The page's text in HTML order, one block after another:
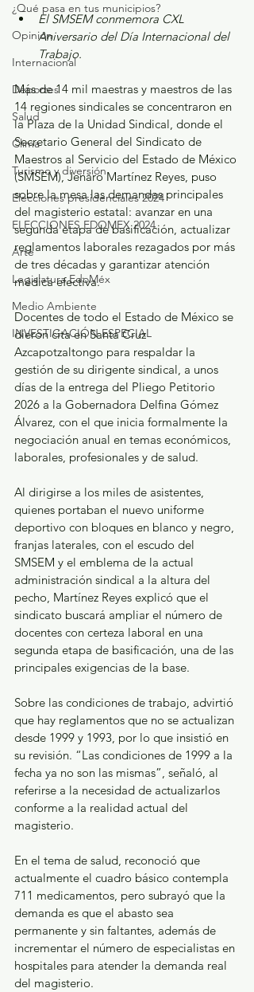
¿Qué pasa en tus municipios?
Opinión
Internacional
Deportes
Salud
Clima
Turismo y diversión
Elecciones presidenciales 2024
ELECCIONES EDOMEX 2024
Arte
Legislatura EdoMéx
Medio Ambiente
INVESTIGACIÓN ESPECIAL
El SMSEM conmemora CXL
Aniversario del Día Internacional del
Trabajo.
Más de 14 mil maestras y maestros de las
14 regiones sindicales se concentraron en
la Plaza de la Unidad Sindical, donde el
Secretario General del Sindicato de
Maestros al Servicio del Estado de México
(SMSEM), Jenaro Martínez Reyes, puso
sobre la mesa las demandas principales
del magisterio estatal: avanzar en una
segunda etapa de basificación, actualizar
reglamentos laborales rezagados por más
de tres décadas y garantizar atención
médica efectiva.
Docentes de todo el Estado de México se
dieron cita en Santa Cruz
Azcapotzaltongo para respaldar la
gestión de su dirigente sindical, a unos
días de la entrega del Pliego Petitorio
2026 a la Gobernadora Delfina Gómez
Álvarez, con el que inicia formalmente la
negociación anual en temas económicos,
laborales, profesionales y de salud.
Al dirigirse a los miles de asistentes,
quienes portaban el nuevo uniforme
deportivo con bloques en blanco y negro,
franjas laterales, con el escudo del
SMSEM y el emblema de la actual
administración sindical a la altura del
pecho, Martínez Reyes explicó que el
sindicato buscará ampliar el número de
docentes con certeza laboral en una
segunda etapa de basificación, una de las
principales exigencias de la base.
Sobre las condiciones de trabajo, advirtió
que hay reglamentos que no se actualizan
desde 1999 y 1993, por lo que insistió en
su revisión. “Las condiciones de 1999 a la
fecha ya no son las mismas”, señaló, al
referirse a la necesidad de actualizarlos
conforme a la realidad actual del
magisterio.
En el tema de salud, reconoció que
actualmente el cuadro básico contempla
711 medicamentos, pero subrayó que la
demanda es que el abasto sea
permanente y sin faltantes, además de
incrementar el número de especialistas en
hospitales para atender la demanda real
del magisterio.